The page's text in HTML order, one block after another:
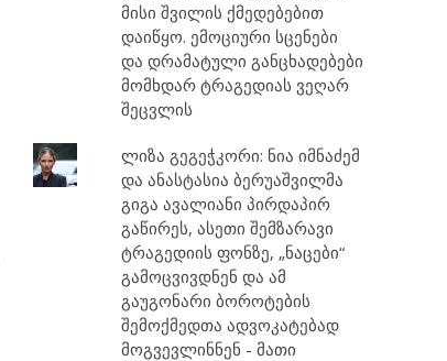
მისი შვილის ქმედებებით
დაიწყო. ემოციური სცენები
და დრამატული განცხადებები
მომხდარ ტრაგედიას ვეღარ
შეცვლის
ლიზა გეგეჭკორი: ნია იმნაძემ
და ანასტასია ბერუაშვილმა
გიგა ავალიანი პირდაპირ
გაწირეს, ასეთი შემზარავი
ტრაგედიის ფონზე, „ნაცები“
გამოცვივდნენ და ამ
გაუგონარი ბოროტების
შემოქმედთა ადვოკატებად
მოგვევლინნენ - მათი